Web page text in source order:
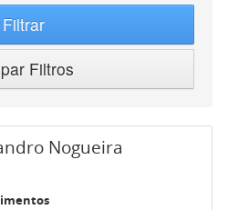
Filtrar
Filtros
Nogueira